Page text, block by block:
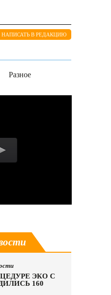
НАПИСАТЬ В РЕДАКЦИЮ
Разное
ЭКО С
160